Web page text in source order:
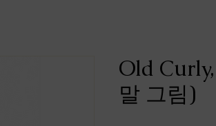
Old
말 그림)